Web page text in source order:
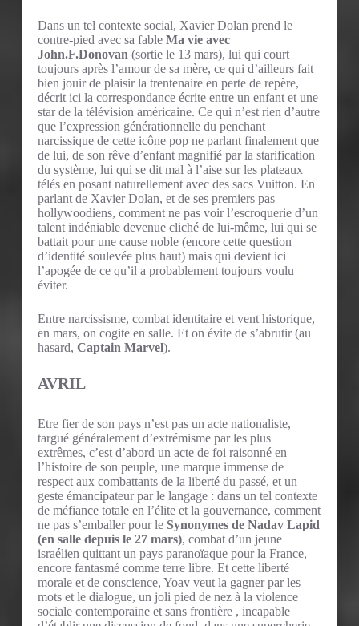
Dans un tel contexte social, Xavier Dolan prend le
contre-pied avec sa fable Ma vie avec
John.F.Donovan (sortie le 13 mars), lui qui court
toujours après l’amour de sa mère, ce qui d’ailleurs fait
bien jouir de plaisir la trentenaire en perte de repère,
décrit ici la correspondance écrite entre un enfant et une
star de la télévision américaine. Ce qui n’est rien d’autre
que l’expression générationnelle du penchant
narcissique de cette icône pop ne parlant finalement que
de lui, de son rêve d’enfant magnifié par la starification
du système, lui qui se dit mal à l’aise sur les plateaux
télés en posant naturellement avec des sacs Vuitton. En
parlant de Xavier Dolan, et de ses premiers pas
hollywoodiens, comment ne pas voir l’escroquerie d’un
talent indéniable devenue cliché de lui-même, lui qui se
battait pour une cause noble (encore cette question
d’identité soulevée plus haut) mais qui devient ici
l’apogée de ce qu’il a probablement toujours voulu
éviter.
Entre narcissisme, combat identitaire et vent historique,
en mars, on cogite en salle. Et on évite de s’abrutir (au
hasard, Captain Marvel).
AVRIL
Etre fier de son pays n’est pas un acte nationaliste,
targué généralement d’extrémisme par les plus
extrêmes, c’est d’abord un acte de foi raisonné en
l’histoire de son peuple, une marque immense de
respect aux combattants de la liberté du passé, et un
geste émancipateur par le langage : dans un tel contexte
de méfiance totale en l’élite et la gouvernance, comment
ne pas s’emballer pour le Synonymes de Nadav Lapid
(en salle depuis le 27 mars), combat d’un jeune
israélien quittant un pays paranoïaque pour la France,
encore fantasmé comme terre libre. Et cette liberté
morale et de conscience, Yoav veut la gagner par les
mots et le dialogue, un joli pied de nez à la violence
sociale contemporaine et sans frontière , incapable